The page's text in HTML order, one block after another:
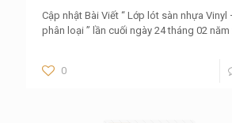
Cập nhật Bài Viết “ Lớp lót sàn nhựa
phân loại ” lần cuối ngày 24 tháng 02
0